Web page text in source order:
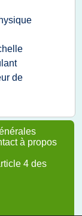
de
à propos
4 des